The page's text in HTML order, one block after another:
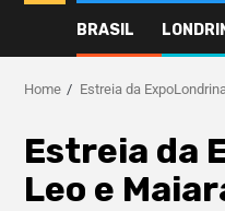
BRASIL
Home Estreia da
Estreia da
Leo e